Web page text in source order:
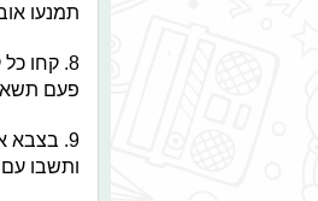
תמנעו
8. קחו
פעם
9. בצבא
ותשבו עם